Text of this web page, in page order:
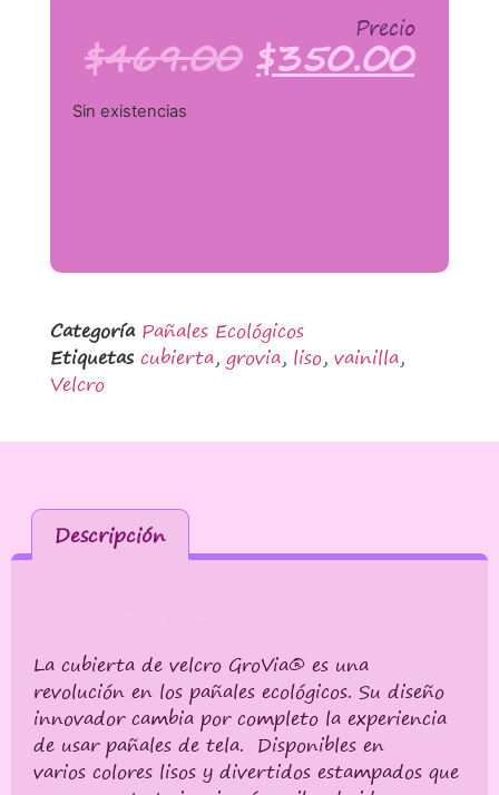
Precio
$469.00 $350.00
Sin existencias
Categoría Pañales Ecológicos
Etiquetas cubierta, grovia, liso, vainilla,
Velcro
Descripción
La cubierta de velcro GroVia® es una
revolución en los pañales ecológicos. Su diseño
innovador cambia por completo la experiencia
de usar pañales de tela. Disponibles en
varios colores lisos y divertidos estampados que